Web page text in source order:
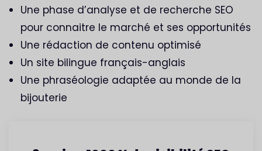
Une phase d’analyse et de recherche SEO
pour connaitre le marché et ses opportunités
Une rédaction de contenu optimisé
Un site bilingue français-anglais
Une phraséologie adaptée au monde de la
bijouterie